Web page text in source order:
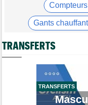
Tour de France Femmes
Pauline Ferrand-
Felix Gall : "Ma 1ère
Cyclism’Actu
Transfert
Lotto-Intermarché
Gants
Casque
TRANSFERTS
TRANSFERTS